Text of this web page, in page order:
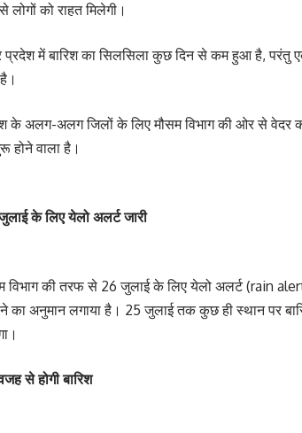
से लोगों को राहत मिलेगी।
प्रदेश में बारिश का सिलसिला कुछ दिन से कम हुआ है, परंतु
के अलग-अलग जिलों के लिए मौसम विभाग की ओर से वेदर का
होने वाला है।
के लिए येलो अलर्ट जारी
विभाग की तरफ से 26 जुलाई के लिए येलो अलर्ट (rain
का अनुमान लगाया है। 25 जुलाई तक कुछ ही स्थान पर
से होगी बारिश